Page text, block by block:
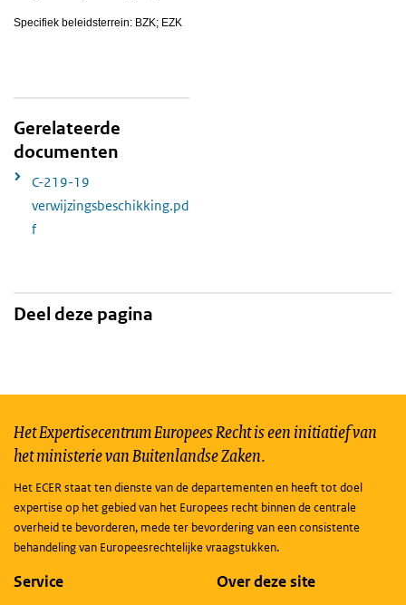
Specifiek beleidsterrein: BZK; EZK
Gerelateerde
documenten
C-219-19
verwijzingsbeschikking.pd
f
Deel deze pagina
Het Expertisecentrum Europees Recht is een initiatief van
het ministerie van Buitenlandse Zaken.
Het ECER staat ten dienste van de departementen en heeft tot doel
expertise op het gebied van het Europees recht binnen de centrale
overheid te bevorderen, mede ter bevordering van een consistente
behandeling van Europeesrechtelijke vraagstukken.
Service Over deze site